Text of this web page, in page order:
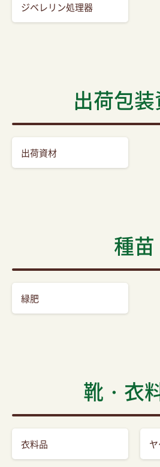
ジベレリン処理器
出荷包
出荷資材
種苗
緑肥
靴・衣
衣料品